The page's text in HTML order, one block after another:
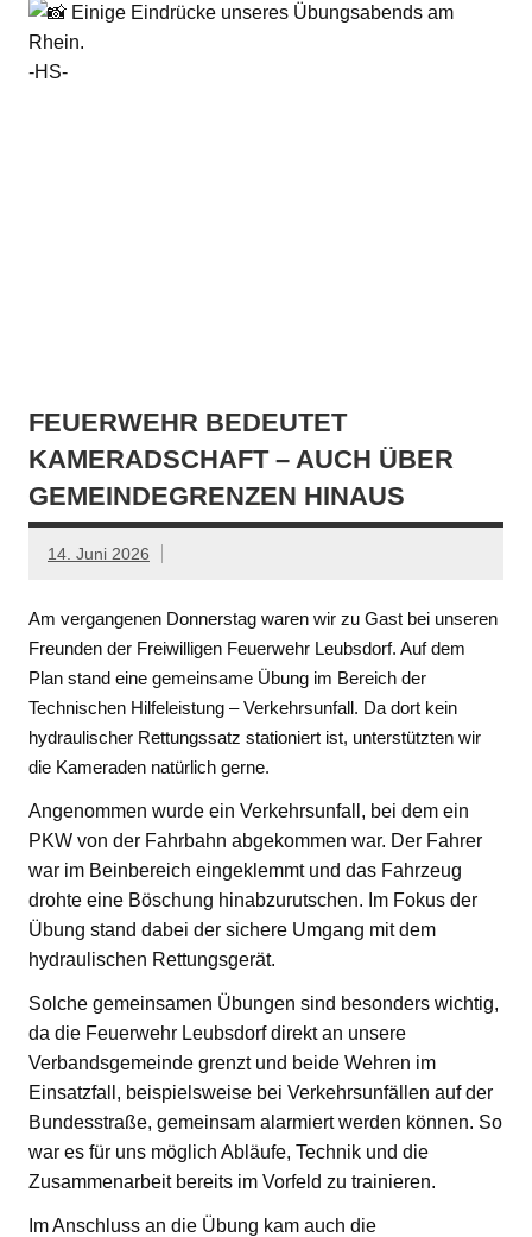
Einige Eindrücke unseres Übungsabends am
Rhein.
-HS-
FEUERWEHR BEDEUTET
KAMERADSCHAFT – AUCH ÜBER
GEMEINDEGRENZEN HINAUS
14. Juni 2026
Am vergangenen Donnerstag waren wir zu Gast bei unseren
Freunden der Freiwilligen Feuerwehr Leubsdorf. Auf dem
Plan stand eine gemeinsame Übung im Bereich der
Technischen Hilfeleistung – Verkehrsunfall. Da dort kein
hydraulischer Rettungssatz stationiert ist, unterstützten wir
die Kameraden natürlich gerne.
Angenommen wurde ein Verkehrsunfall, bei dem ein
PKW von der Fahrbahn abgekommen war. Der Fahrer
war im Beinbereich eingeklemmt und das Fahrzeug
drohte eine Böschung hinabzurutschen. Im Fokus der
Übung stand dabei der sichere Umgang mit dem
hydraulischen Rettungsgerät.
Solche gemeinsamen Übungen sind besonders wichtig,
da die Feuerwehr Leubsdorf direkt an unsere
Verbandsgemeinde grenzt und beide Wehren im
Einsatzfall, beispielsweise bei Verkehrsunfällen auf der
Bundesstraße, gemeinsam alarmiert werden können. So
war es für uns möglich Abläufe, Technik und die
Zusammenarbeit bereits im Vorfeld zu trainieren.
Im Anschluss an die Übung kam auch die